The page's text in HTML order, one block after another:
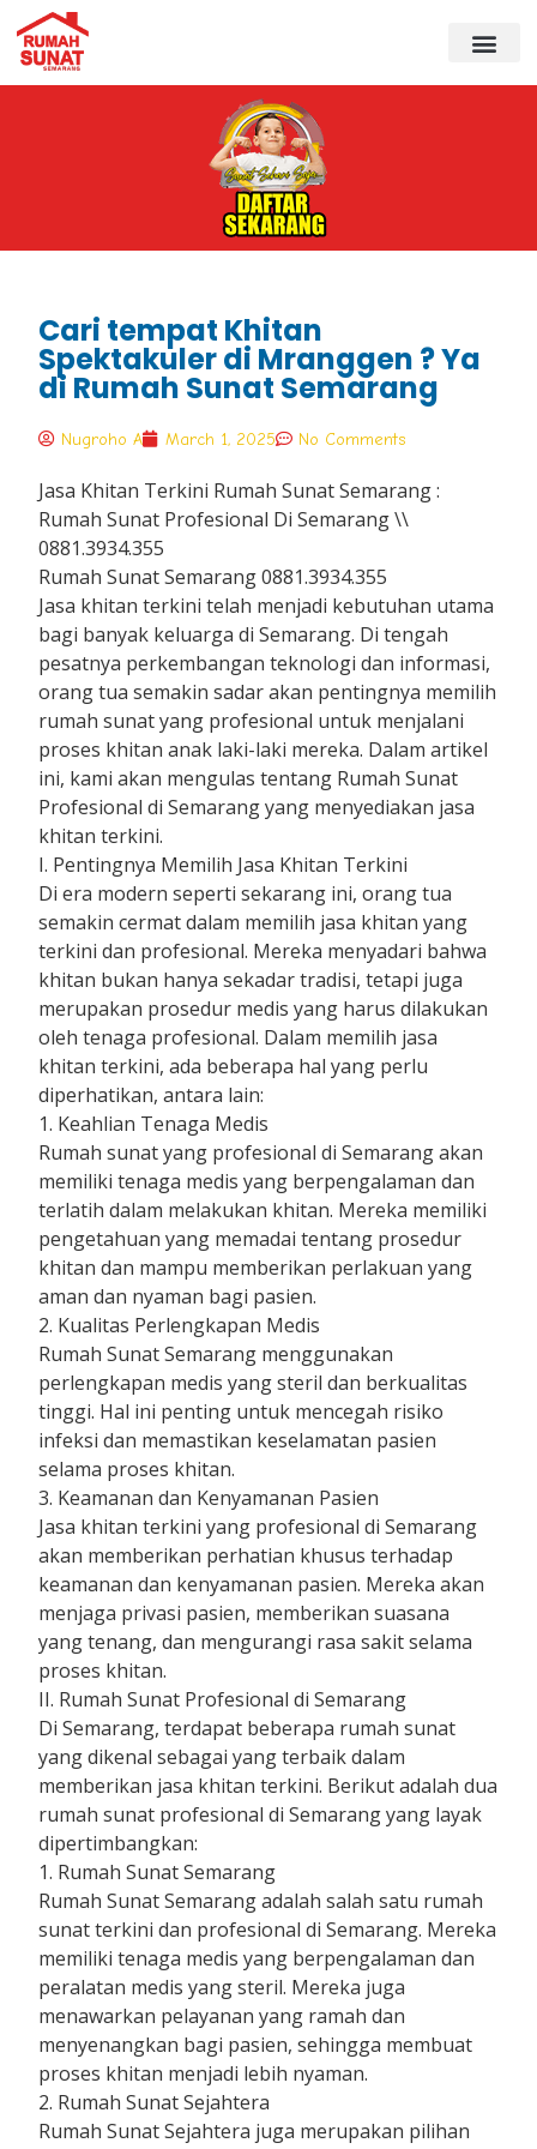
Cari tempat Khitan
Spektakuler di Mranggen ? Ya
di Rumah Sunat Semarang
Nugroho A March 1, 2025 No Comments
Jasa Khitan Terkini Rumah Sunat Semarang :
Rumah Sunat Profesional Di Semarang \\
0881.3934.355
Rumah Sunat Semarang 0881.3934.355
Jasa khitan terkini telah menjadi kebutuhan utama
bagi banyak keluarga di Semarang. Di tengah
pesatnya perkembangan teknologi dan informasi,
orang tua semakin sadar akan pentingnya memilih
rumah sunat yang profesional untuk menjalani
proses khitan anak laki-laki mereka. Dalam artikel
ini, kami akan mengulas tentang Rumah Sunat
Profesional di Semarang yang menyediakan jasa
khitan terkini.
I. Pentingnya Memilih Jasa Khitan Terkini
Di era modern seperti sekarang ini, orang tua
semakin cermat dalam memilih jasa khitan yang
terkini dan profesional. Mereka menyadari bahwa
khitan bukan hanya sekadar tradisi, tetapi juga
merupakan prosedur medis yang harus dilakukan
oleh tenaga profesional. Dalam memilih jasa
khitan terkini, ada beberapa hal yang perlu
diperhatikan, antara lain:
1. Keahlian Tenaga Medis
Rumah sunat yang profesional di Semarang akan
memiliki tenaga medis yang berpengalaman dan
terlatih dalam melakukan khitan. Mereka memiliki
pengetahuan yang memadai tentang prosedur
khitan dan mampu memberikan perlakuan yang
aman dan nyaman bagi pasien.
2. Kualitas Perlengkapan Medis
Rumah Sunat Semarang menggunakan
perlengkapan medis yang steril dan berkualitas
tinggi. Hal ini penting untuk mencegah risiko
infeksi dan memastikan keselamatan pasien
selama proses khitan.
3. Keamanan dan Kenyamanan Pasien
Jasa khitan terkini yang profesional di Semarang
akan memberikan perhatian khusus terhadap
keamanan dan kenyamanan pasien. Mereka akan
menjaga privasi pasien, memberikan suasana
yang tenang, dan mengurangi rasa sakit selama
proses khitan.
II. Rumah Sunat Profesional di Semarang
Di Semarang, terdapat beberapa rumah sunat
yang dikenal sebagai yang terbaik dalam
memberikan jasa khitan terkini. Berikut adalah dua
rumah sunat profesional di Semarang yang layak
dipertimbangkan:
1. Rumah Sunat Semarang
Rumah Sunat Semarang adalah salah satu rumah
sunat terkini dan profesional di Semarang. Mereka
memiliki tenaga medis yang berpengalaman dan
peralatan medis yang steril. Mereka juga
menawarkan pelayanan yang ramah dan
menyenangkan bagi pasien, sehingga membuat
proses khitan menjadi lebih nyaman.
2. Rumah Sunat Sejahtera
Rumah Sunat Sejahtera juga merupakan pilihan